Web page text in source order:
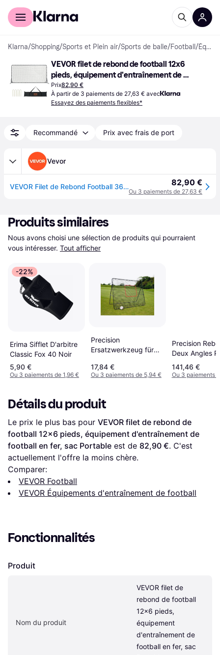
Acheter avec Klarna
Klarna/Shopping/Sports et Plein air/Sports de balle/Football / Équipements d'entraînement de football
VEVOR filet de rebond de football 12x6
pieds, équipement d'entraînement de
football en fer, sac Portable
Prix82,90 €
À partir de 3 paiements de 27,63 € avec
Essayez des paiements flexibles*
Recommandé Prix avec frais de port
Vevor
VEVOR Filet de Rebond Football 366 x 183 cm Rebondisseur pour Entraînement Football Tube en Fer Équipements de Sport avec Sac Portable pour Entraînement en Solo, en Équipe, les Passes, le Volley 82,90 €
Ou 3 paiements de 27,63 €
Produits similaires
Nous avons choisi une sélection de produits qui pourraient
vous intéresser. Tout afficher
-22%
Erima Sifflet D'arbitre
Classic Fox 40 Noir
5,90 €
Ou 3 paiements de 1,96 €
Precision
Ersatzwerkzeug für
Noir
17,84 €
Ou 3 paiements de 5,94 €
Precision
Deux Angles
141,46 €
Ou 3 paiements
Détails du produit
Le prix le plus bas pour VEVOR filet de rebond de
football 12x6 pieds, équipement d'entraînement de
football en fer, sac Portable est de 82,90 €. C'est
actuellement l'offre la moins chère.
Comparer:
VEVOR Football
VEVOR Équipements d'entraînement de football
Fonctionnalités
Produit
Nom du produit
VEVOR filet de
rebond de football
12x6 pieds,
équipement
d'entraînement de
football en fer, sac